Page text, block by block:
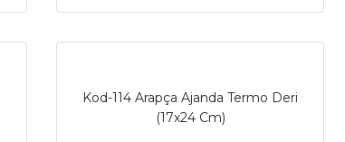
Kod-114 Arapça Ajanda Termo Deri
(17x24 Cm)